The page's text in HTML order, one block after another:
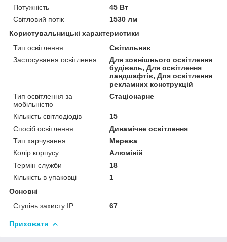
Потужність
45 Вт
Світловий потік
1530 лм
Користувальницькі характеристики
Тип освітлення
Світильник
Застосування освітлення
Для зовнішнього освітлення
будівель, Для освітлення
ландшафтів, Для освітлення
рекламних конструкцій
Тип освітлення за
мобільністю
Стаціонарне
Кількість світлодіодів
15
Спосіб освітлення
Динамічне освітлення
Тип харчування
Мережа
Колір корпусу
Алюміній
Термін служби
18
Кількість в упаковці
1
Основні
Ступінь захисту IP
67
Приховати